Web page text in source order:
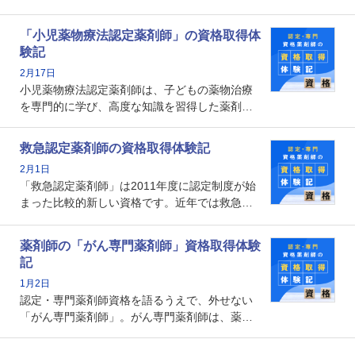
剤師としての専門性を示す客観的な根拠の一つ
となります。取得要件は多岐に渡り、審査も複
数回ありますが、患者さんに対して一定の能力
の証明になる資格と言えます。
「小児薬物療法認定薬剤師」の資格取得体
験記
2月17日
小児薬物療法認定薬剤師は、子どもの薬物治療
を専門的に学び、高度な知識を習得した薬剤師
や、特有の疾患、心理状況を理解し、専門性を
深めることで、子どもとその保護者に寄り添え
る存在です。今回はそんな小児薬物療法認定薬
剤師の取得体験記をご紹介します。
救急認定薬剤師の資格取得体験記
2月1日
「救急認定薬剤師」は2011年度に認定制度が始
まった比較的新しい資格です。近年では救急病
とから、救急認定薬剤師を目指す病院薬剤師も
増えているのではないでしょうか。今回はそん
な救急認定薬剤師の取得体験記をご紹介しま
す。
薬剤師の「がん専門薬剤師」資格取得体験
記
1月2日
認定・専門薬剤師資格を語るうえで、外せない
「がん専門薬剤師」。がん専門薬剤師は、薬剤